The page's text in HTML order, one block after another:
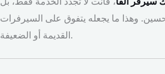
وهذا ما يجعله يتفوق على السيرفرات
القديمة أو الضعيفة.